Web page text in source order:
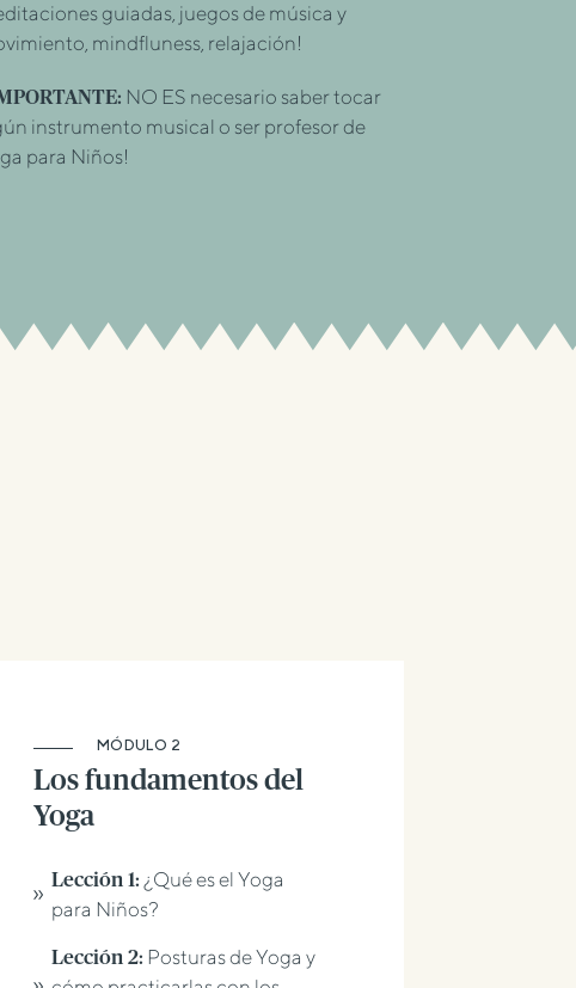
guiadas, juegos de música y
mindfluness, relajación!
NO ES necesario saber tocar
instrumento musical o ser profesor de
para Niños!
MÓDULO 2
Los fundamentos del
Yoga
Lección 1: ¿Qué es el Yoga
para Niños?
Lección 2: Posturas de Yoga y